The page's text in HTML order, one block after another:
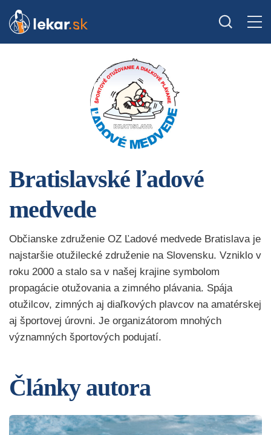
Bratislavské ľadové
medvede
Občianske združenie OZ Ľadové medvede Bratislava je
najstaršie otužilecké združenie na Slovensku. Vzniklo v
roku 2000 a stalo sa v našej krajine symbolom
propagácie otužovania a zimného plávania. Spája
otužilcov, zimných aj diaľkových plavcov na amatérskej
aj športovej úrovni. Je organizátorom mnohých
významných športových podujatí.
Články autora